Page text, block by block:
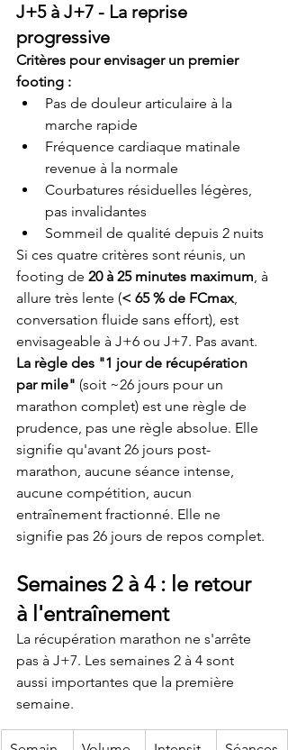
J+5 à J+7 - La reprise
progressive
Critères pour envisager un premier
footing :
Pas de douleur articulaire à la
marche rapide
Fréquence cardiaque matinale
revenue à la normale
Courbatures résiduelles légères,
pas invalidantes
Sommeil de qualité depuis 2 nuits
Si ces quatre critères sont réunis, un
footing de 20 à 25 minutes maximum, à
allure très lente (< 65 % de FCmax,
conversation fluide sans effort), est
envisageable à J+6 ou J+7. Pas avant.
La règle des "1 jour de récupération
par mile" (soit ~26 jours pour un
marathon complet) est une règle de
prudence, pas une règle absolue. Elle
signifie qu'avant 26 jours post-
marathon, aucune séance intense,
aucune compétition, aucun
entraînement fractionné. Elle ne
signifie pas 26 jours de repos complet.
Semaines 2 à 4 : le retour
à l'entraînement
La récupération marathon ne s'arrête
pas à J+7. Les semaines 2 à 4 sont
aussi importantes que la première
semaine.